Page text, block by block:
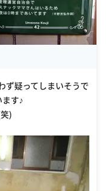
ず疑ってしまいそうで
す♪
)